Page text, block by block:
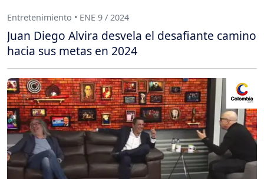
Entretenimiento • ENE 9 / 2024
Juan Diego Alvira desvela el desafiante camino
hacia sus metas en 2024